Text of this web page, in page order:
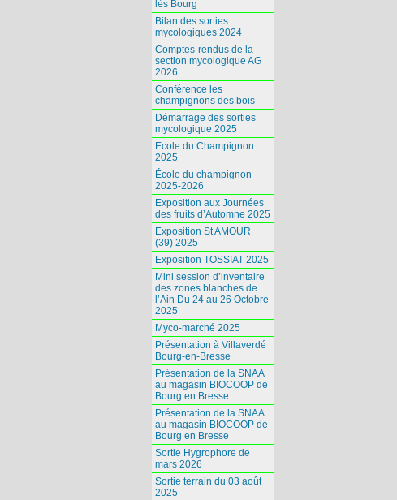
lès Bourg
Bilan des sorties
mycologiques 2024
Comptes-rendus de la
section mycologique AG
2026
Conférence les
champignons des bois
Démarrage des sorties
mycologique 2025
Ecole du Champignon
2025
École du champignon
2025-2026
Exposition aux Journées
des fruits d’Automne 2025
Exposition St AMOUR
(39) 2025
Exposition TOSSIAT 2025
Mini session d’inventaire
des zones blanches de
l’Ain Du 24 au 26 Octobre
2025
Myco-marché 2025
Présentation à Villaverdé
Bourg-en-Bresse
Présentation de la SNAA
au magasin BIOCOOP de
Bourg en Bresse
Présentation de la SNAA
au magasin BIOCOOP de
Bourg en Bresse
Sortie Hygrophore de
mars 2026
Sortie terrain du 03 août
2025